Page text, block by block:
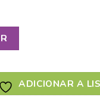
BITE & RELAX
ADICIONAR A